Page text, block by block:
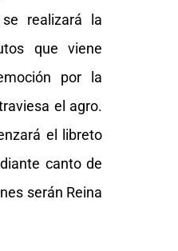
realizará la
que viene
por la
el agro.
el libreto
canto de
serán Reina